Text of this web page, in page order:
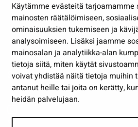
Käytämme evästeitä tarjoamamme
mainosten räätälöimiseen,
ominaisuuksien tukemiseen ja
analysoimiseen. Lisäksi jaamme
mainosalan ja analytiikka-alan
tietoja siitä, miten käytät
voivat yhdistää näitä tietoja muihin
antanut heille tai joita on kerätty,
heidän palvelujaan.
Työ ja yrittäminen
Osallistu ja asioi
Näytä omat evästeasetukseni
Seuraa meitä